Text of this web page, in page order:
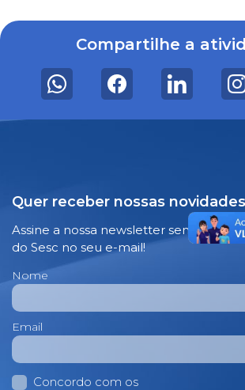
Compartilhe a
Quer receber nossas
Assine a nossa newsletter semanal e
do Sesc no seu e-mail!
Nome
Email
Concordo com os